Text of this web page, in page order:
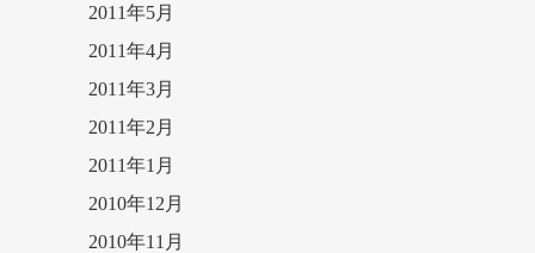
2011年5月
2011年4月
2011年3月
2011年2月
2011年1月
2010年12月
2010年11月